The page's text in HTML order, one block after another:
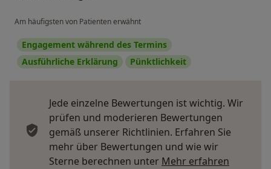
Am häufigsten von Patienten erwähnt
Engagement während des Termins
Ausführliche Erklärung
Pünktlichkeit
Jede einzelne Bewertungen ist wichtig. Wir
prüfen und moderieren Bewertungen
gemäß unserer Richtlinien. Erfahren Sie
mehr über Bewertungen und wie wir
Sterne berechnen unter Mehr erfahren